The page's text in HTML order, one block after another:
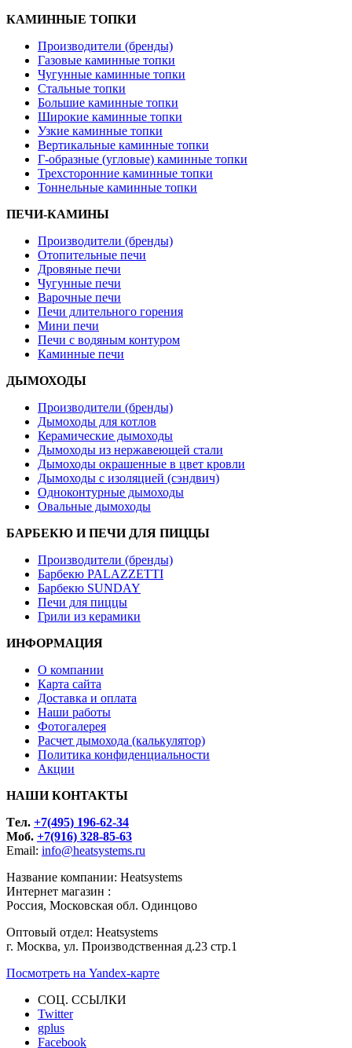
КАМИННЫЕ ТОПКИ
Производители (бренды)
Газовые каминные топки
Чугунные каминные топки
Стальные топки
Большие каминные топки
Широкие каминные топки
Узкие каминные топки
Вертикальные каминные топки
Г-образные (угловые) каминные топки
Трехсторонние каминные топки
Тоннельные каминные топки
ПЕЧИ-КАМИНЫ
Производители (бренды)
Отопительные печи
Дровяные печи
Чугунные печи
Варочные печи
Печи длительного горения
Мини печи
Печи с водяным контуром
Каминные печи
ДЫМОХОДЫ
Производители (бренды)
Дымоходы для котлов
Керамические дымоходы
Дымоходы из нержавеющей стали
Дымоходы окрашенные в цвет кровли
Дымоходы с изоляцией (сэндвич)
Одноконтурные дымоходы
Овальные дымоходы
БАРБЕКЮ И ПЕЧИ ДЛЯ ПИЦЦЫ
Производители (бренды)
Барбекю PALAZZETTI
Барбекю SUNDAY
Печи для пиццы
Грили из керамики
ИНФОРМАЦИЯ
О компании
Карта сайта
Доставка и оплата
Наши работы
Фотогалерея
Расчет дымохода (калькулятор)
Политика конфиденциальности
Акции
НАШИ КОНТАКТЫ
Tел. +7(495) 196-62-34
Моб. +7(916) 328-85-63
Email: info@heatsystems.ru
Название компании: Heatsystems
Интернет магазин :
Россия, Московская обл. Одинцово
Оптовый отдел: Heatsystems
г. Москва, ул. Производственная д.23 стр.1
Посмотреть на Yandex-карте
СОЦ. ССЫЛКИ
Twitter
gplus
Facebook